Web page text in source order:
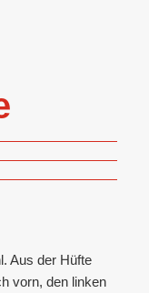
Aus der Hüfte
vorn, den linken